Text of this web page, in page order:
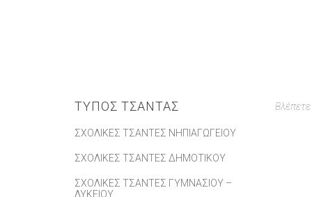
ΤΎΠΟΣ ΤΣΆΝΤΑΣ
ΣΧΟΛΙΚΈΣ ΤΣΆΝΤΕΣ ΝΗΠΙΑΓΩΓΕΊΟΥ
ΣΧΟΛΙΚΈΣ ΤΣΆΝΤΕΣ ΔΗΜΟΤΙΚΟΎ
ΣΧΟΛΙΚΈΣ ΤΣΆΝΤΕΣ ΓΥΜΝΑΣΊΟΥ –
ΛΥΚΕΊΟΥ